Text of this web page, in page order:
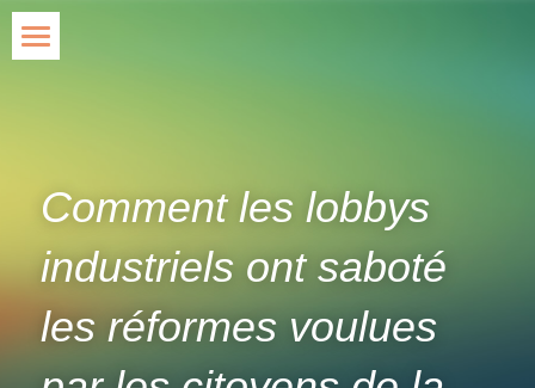
Agir
Qui suis-je ?
Comment les lobbys
industriels ont saboté
les réformes voulues